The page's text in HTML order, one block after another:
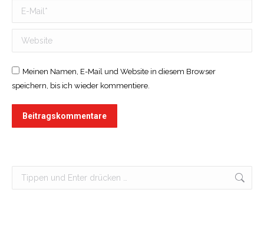
E-Mail *
Website
Meinen Namen, E-Mail und Website in diesem Browser
speichern, bis ich wieder kommentiere.
Beitragskommentare